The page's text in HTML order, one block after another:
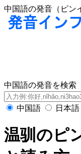
中国語の発音（ピン
中国語の発音を検索
中国語 日本語
温驯のピ